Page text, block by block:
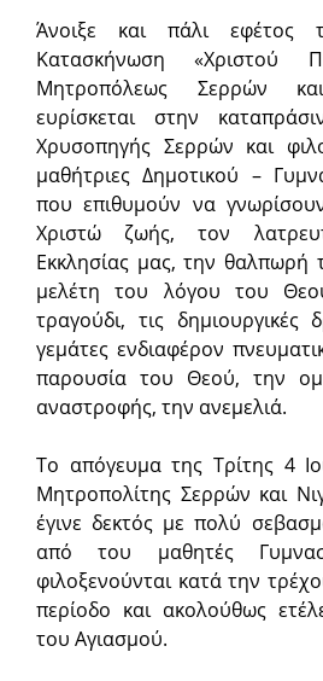
Άνοιξε και πάλι εφέτος
Κατασκήνωση «Χριστού
Μητροπόλεως Σερρών
ευρίσκεται στην
Χρυσοπηγής Σερρών και
μαθήτριες Δημοτικού –
που επιθυμούν να
Χριστώ ζωής, τον
Εκκλησίας μας, την θαλπωρή
μελέτη του λόγου του
τραγούδι, τις δημιουργικές
γεμάτες ενδιαφέρον
παρουσία του Θεού, την
αναστροφής, την ανεμελιά.
Το απόγευμα της Τρίτης 4
Μητροπολίτης Σερρών και
έγινε δεκτός με πολύ
από του μαθητές
φιλοξενούνται κατά την
περίοδο και ακολούθως
του Αγιασμού.